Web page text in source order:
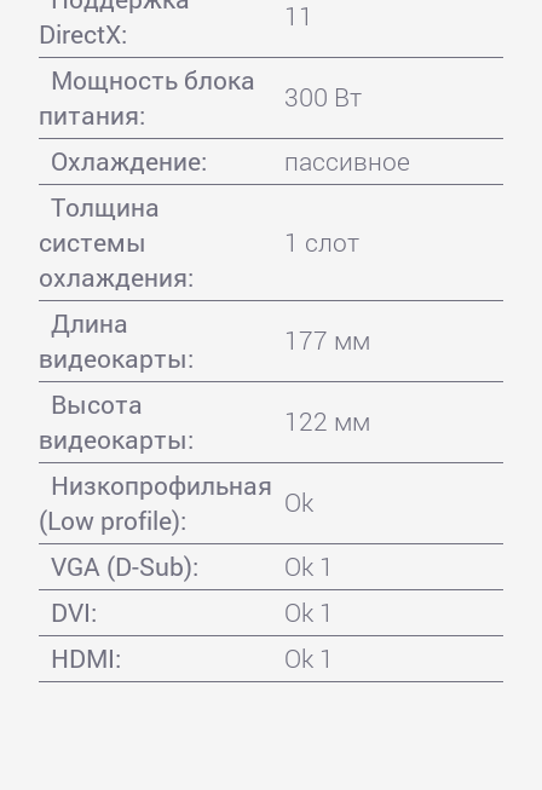
DirectX:
11
Мощность блока
питания:
300 Вт
Охлаждение:
пассивное
Толщина
системы
охлаждения:
1 слот
Длина
видеокарты:
177 мм
Высота
видеокарты:
122 мм
Низкопрофильная
(Low profile):
Ok
VGA (D-Sub):
Ok 1
DVI:
Ok 1
HDMI:
Ok 1